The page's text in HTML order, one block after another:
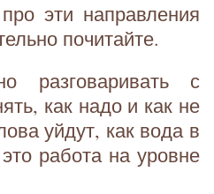
эти направления
почитайте.
разговаривать с
как надо и как не
уйдут, как вода в
работа на уровне